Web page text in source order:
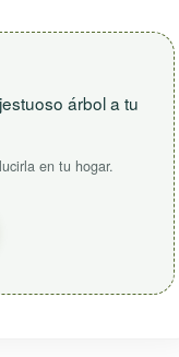
árbol a tu
en tu hogar.